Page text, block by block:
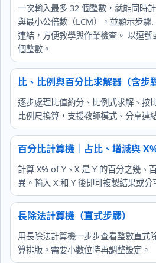
一次輸入最多 32 個整數，就能同時計
與最小公倍數（LCM），並顯示步驟
連結，方便教學與作業檢查。 以逗
個整數。
比、比例與百分比求解器（含步
逐步處理比值約分、比例式求解、按
比例尺換算，支援教師模式、分享連
百分比計算機｜占比、增減與
計算 X% of Y、X 是 Y 的百分之幾、
異。輸入 X 和 Y 後即可複製結果或分
長除法計算機（直式步驟）
用長除法計算機一步步查看整數直式
算排版。需要小數位時再調整設定。